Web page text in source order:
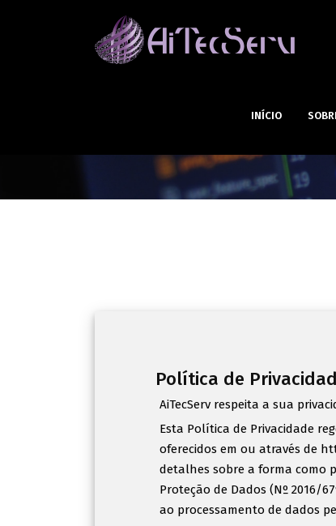
INÍCIO
Política de
AiTecServ respeita a sua
Esta Política de Privacidade
oferecidos em ou através de
detalhes sobre a forma como
Proteção de Dados (Nº 2016/
ao processamento de dados